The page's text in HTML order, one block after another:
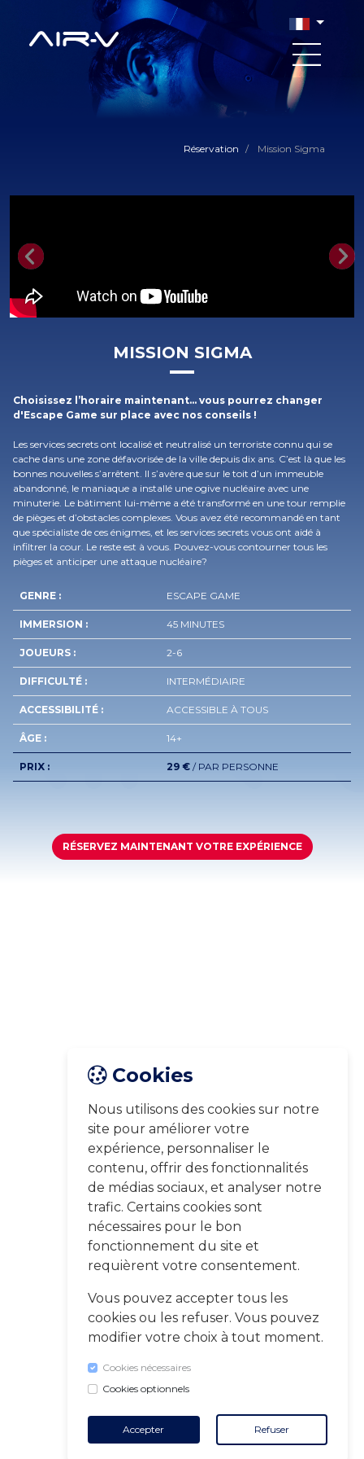
Cookies
Nous utilisons des cookies sur notre
site pour améliorer votre
expérience, personnaliser le
contenu, offrir des fonctionnalités
de médias sociaux, et analyser notre
trafic. Certains cookies sont
nécessaires pour le bon
fonctionnement du site et
requièrent votre consentement.
Vous pouvez accepter tous les
cookies ou les refuser. Vous pouvez
modifier votre choix à tout moment.
Cookies nécessaires
Cookies optionnels
Accepter Refuser
Réservation / Mission Sigma
MISSION SIGMA
Choisissez l’horaire maintenant… vous pourrez changer
d'Escape Game sur place avec nos conseils !
Les services secrets ont localisé et neutralisé un terroriste connu qui se
cache dans une zone défavorisée de la ville depuis dix ans. C’est là que les
bonnes nouvelles s’arrêtent. Il s’avère que sur le toit d’un immeuble
abandonné, le maniaque a installé une ogive nucléaire avec une
minuterie. Le bâtiment lui-même a été transformé en une tour remplie
de pièges et d’obstacles complexes. Vous avez été recommandé en tant
que spécialiste de ces énigmes, et les services secrets vous ont aidé à
infiltrer la cour. Le reste est à vous. Pouvez-vous contourner tous les
pièges et anticiper une attaque nucléaire?
GENRE : ESCAPE GAME
IMMERSION : 45 MINUTES
JOUEURS : 2-6
DIFFICULTÉ : INTERMÉDIAIRE
ACCESSIBILITÉ : ACCESSIBLE À TOUS
ÂGE : 14+
PRIX : 29 € / PAR PERSONNE
RÉSERVEZ MAINTENANT VOTRE EXPÉRIENCE